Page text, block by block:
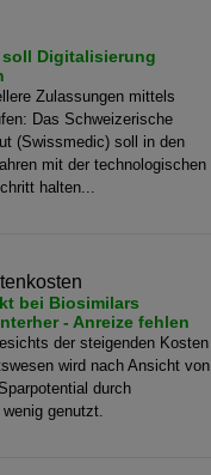
Digitalisierung
Zulassungen mittels
Das Schweizerische
(Swissmedic) soll in den
mit der technologischen
halten...
bei Biosimilars
- Anreize fehlen
der steigenden Kosten
wird nach Ansicht von
durch
genutzt.